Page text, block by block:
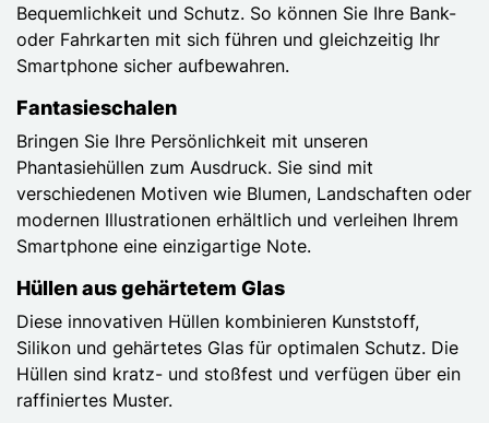
Bequemlichkeit und Schutz. So können Sie Ihre Bank-
oder Fahrkarten mit sich führen und gleichzeitig Ihr
Smartphone sicher aufbewahren.
Fantasieschalen
Bringen Sie Ihre Persönlichkeit mit unseren
Phantasiehüllen zum Ausdruck. Sie sind mit
verschiedenen Motiven wie Blumen, Landschaften oder
modernen Illustrationen erhältlich und verleihen Ihrem
Smartphone eine einzigartige Note.
Hüllen aus gehärtetem Glas
Diese innovativen Hüllen kombinieren Kunststoff,
Silikon und gehärtetes Glas für optimalen Schutz. Die
Hüllen sind kratz- und stoßfest und verfügen über ein
raffiniertes Muster.